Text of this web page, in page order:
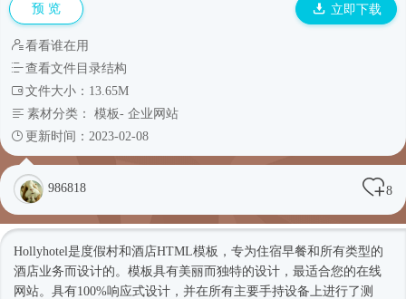
预 览 立即下载
看看谁在用
查看文件目录结构
文件大小：13.65M
素材分类： 模板- 企业网站
更新时间：2023-02-08
986818 8
Hollyhotel是度假村和酒店HTML模板 ，专为住宿早餐和所有类型的
酒店业务而设计的。模板具有美丽而独特的设计，最适合您的在线
网站。具有100%响应式设计，并在所有主要手持设备上进行了测